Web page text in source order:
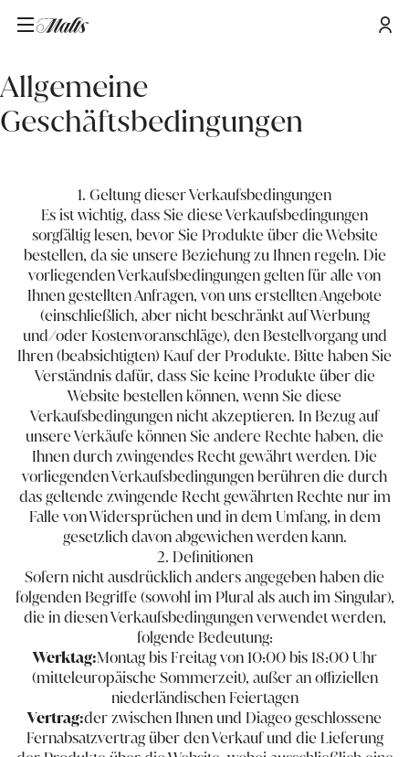
Startseite/Allgemeine Geschäftsbedingungen
Allgemeine
Geschäftsbedingungen
1. Geltung dieser Verkaufsbedingungen
Es ist wichtig, dass Sie diese Verkaufsbedingungen
sorgfältig lesen, bevor Sie Produkte über die Website
bestellen, da sie unsere Beziehung zu Ihnen regeln. Die
vorliegenden Verkaufsbedingungen gelten für alle von
Ihnen gestellten Anfragen, von uns erstellten Angebote
(einschließlich, aber nicht beschränkt auf Werbung
und/oder Kostenvoranschläge), den Bestellvorgang und
Ihren (beabsichtigten) Kauf der Produkte. Bitte haben Sie
Verständnis dafür, dass Sie keine Produkte über die
Website bestellen können, wenn Sie diese
Verkaufsbedingungen nicht akzeptieren. In Bezug auf
unsere Verkäufe können Sie andere Rechte haben, die
Ihnen durch zwingendes Recht gewährt werden. Die
vorliegenden Verkaufsbedingungen berühren die durch
das geltende zwingende Recht gewährten Rechte nur im
Falle von Widersprüchen und in dem Umfang, in dem
gesetzlich davon abgewichen werden kann.
2. Definitionen
Sofern nicht ausdrücklich anders angegeben haben die
folgenden Begriffe (sowohl im Plural als auch im Singular),
die in diesen Verkaufsbedingungen verwendet werden,
folgende Bedeutung:
Werktag:Montag bis Freitag von 10:00 bis 18:00 Uhr
(mitteleuropäische Sommerzeit), außer an offiziellen
niederländischen Feiertagen
Vertrag:der zwischen Ihnen und Diageo geschlossene
Fernabsatzvertrag über den Verkauf und die Lieferung